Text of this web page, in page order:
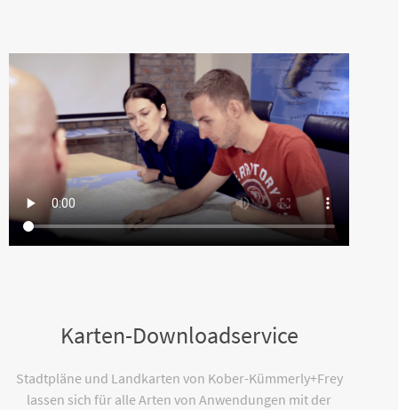
Karten-Downloadservice
Stadtpläne und Landkarten von Kober-Kümmerly+Frey
lassen sich für alle Arten von Anwendungen mit der